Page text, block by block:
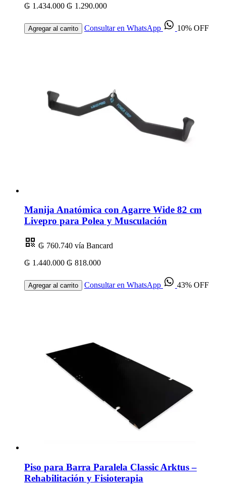
₲ 1.434.000 ₲ 1.290.000
Agregar al carrito Consultar en WhatsApp 10% OFF
Manija Anatómica con Agarre Wide 82 cm
Livepro para Polea y Musculación
₲ 760.740 vía Bancard
₲ 1.440.000 ₲ 818.000
Agregar al carrito Consultar en WhatsApp 43% OFF
Piso para Barra Paralela Classic Arktus –
Rehabilitación y Fisioterapia